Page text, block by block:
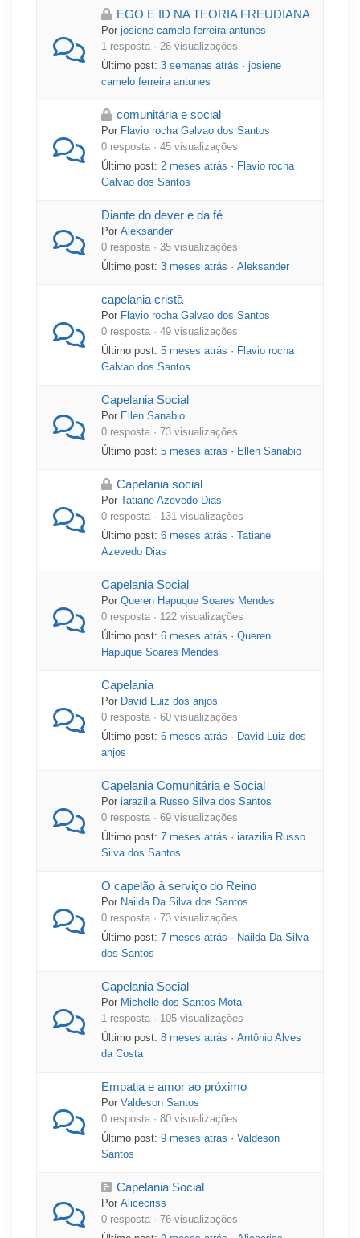
EGO E ID NA TEORIA FREUDIANA
Por josiene camelo ferreira antunes
1 resposta · 26 visualizações
Último post: 3 semanas atrás · josiene
camelo ferreira antunes
comunitária e social
Por Flavio rocha Galvao dos Santos
0 resposta · 45 visualizações
Último post: 2 meses atrás · Flavio rocha
Galvao dos Santos
Diante do dever e da fé
Por Aleksander
0 resposta · 35 visualizações
Último post: 3 meses atrás · Aleksander
capelania cristã
Por Flavio rocha Galvao dos Santos
0 resposta · 49 visualizações
Último post: 5 meses atrás · Flavio rocha
Galvao dos Santos
Capelania Social
Por Ellen Sanabio
0 resposta · 73 visualizações
Último post: 5 meses atrás · Ellen Sanabio
Capelania social
Por
Tatiane Azevedo Dias
0 resposta · 131 visualizações
Último post: 6 meses atrás ·
Tatiane
Azevedo Dias
Capelania Social
Por Queren Hapuque Soares Mendes
0 resposta · 122 visualizações
Último post: 6 meses atrás · Queren
Hapuque Soares Mendes
Capelania
Por David Luiz dos anjos
0 resposta · 60 visualizações
Último post: 6 meses atrás · David Luiz dos
anjos
Capelania Comunitária e Social
Por iarazilia Russo Silva dos Santos
0 resposta · 69 visualizações
Último post: 7 meses atrás · iarazilia Russo
Silva dos Santos
O capelão à serviço do Reino
Por Nailda Da Silva dos Santos
0 resposta · 73 visualizações
Último post: 7 meses atrás · Nailda Da Silva
dos Santos
Capelania Social
Por Michelle dos Santos Mota
1 resposta · 105 visualizações
Último post: 8 meses atrás · Antônio Alves
da Costa
Empatia e amor ao próximo
Por Valdeson Santos
0 resposta · 80 visualizações
Último post: 9 meses atrás · Valdeson
Santos
Capelania Social
Por Alicecriss
0 resposta · 76 visualizações